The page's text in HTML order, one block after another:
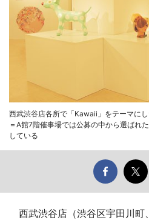
西武渋谷店各所で「Kawaii」をテーマに
＝A館7階催事場では公募の中から選ばれ
している
西武渋谷店（渋谷区宇田川町